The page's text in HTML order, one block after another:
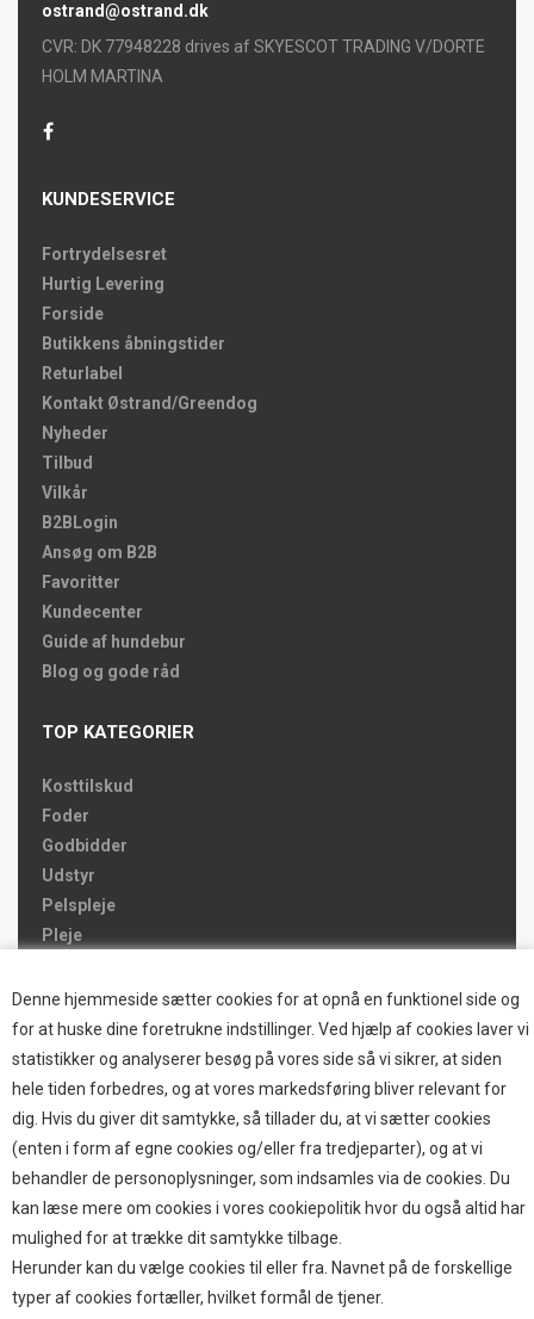
Denne hjemmeside sætter cookies for at opnå en funktionel side og
for at huske dine foretrukne indstillinger. Ved hjælp af cookies laver vi
statistikker og analyserer besøg på vores side så vi sikrer, at siden
hele tiden forbedres, og at vores markedsføring bliver relevant for
dig. Hvis du giver dit samtykke, så tillader du, at vi sætter cookies
(enten i form af egne cookies og/eller fra tredjeparter), og at vi
behandler de personoplysninger, som indsamles via de cookies. Du
kan læse mere om cookies i vores cookiepolitik hvor du også altid har
mulighed for at trække dit samtykke tilbage.
Herunder kan du vælge cookies til eller fra. Navnet på de forskellige
typer af cookies fortæller, hvilket formål de tjener.
ostrand@ostrand.dk
CVR: DK 77948228 drives af SKYESCOT TRADING V/DORTE
HOLM MARTINA
KUNDESERVICE
Fortrydelsesret
Hurtig Levering
Forside
Butikkens åbningstider
Returlabel
Kontakt Østrand/Greendog
Nyheder
Tilbud
Vilkår
B2BLogin
Ansøg om B2B
Favoritter
Kundecenter
Guide af hundebur
Blog og gode råd
TOP KATEGORIER
Kosttilskud
Foder
Godbidder
Udstyr
Pelspleje
Pleje
Brands
TOP BRANDS
HOKAMIX
HVALPESTART RAIZUP
Thule hundbure
GRAU
STARMARK
VARIOCAGE-MIMSAFE